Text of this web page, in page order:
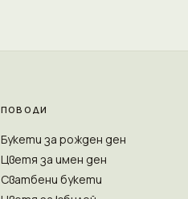
ПОВОДИ
Букети за рожден ден
Цветя за имен ден
Сватбени букети